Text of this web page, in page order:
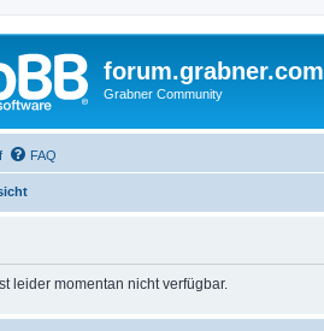
forum.grabner.com
Grabner Community
FAQ
leider momentan nicht verfügbar.